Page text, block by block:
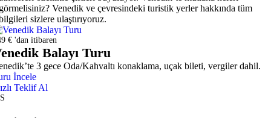
Venedik ve çevresindeki turistik yerler hakkında tüm
sizlere ulaştırıyoruz.
€ 'dan itibaren
Balayı Turu
3 gece Oda/Kahvaltı konaklama, uçak bileti, vergiler dahil.
İncele
Teklif Al